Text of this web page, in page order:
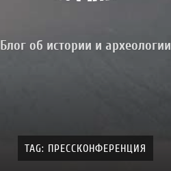
Блог об истории и археологии
TAG: ПРЕССКОНФЕРЕНЦИЯ